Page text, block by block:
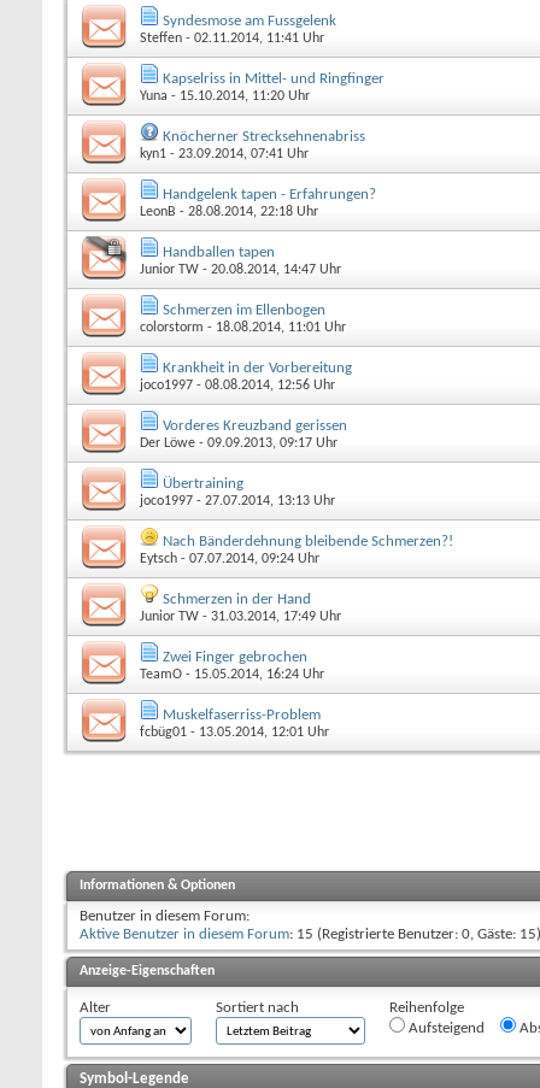
Syndesmose am Fussgelenk
Steffen - 02.11.2014, 11:41 Uhr
Kapselriss in Mittel- und Ringfinger
Yuna - 15.10.2014, 11:20 Uhr
Knöcherner Strecksehnenabriss
kyn1 - 23.09.2014, 07:41 Uhr
Handgelenk tapen - Erfahrungen?
LeonB - 28.08.2014, 22:18 Uhr
Handballen tapen
Junior TW - 20.08.2014, 14:47 Uhr
Schmerzen im Ellenbogen
colorstorm - 18.08.2014, 11:01 Uhr
Krankheit in der Vorbereitung
joco1997 - 08.08.2014, 12:56 Uhr
Vorderes Kreuzband gerissen
Der Löwe - 09.09.2013, 09:17 Uhr
Übertraining
joco1997 - 27.07.2014, 13:13 Uhr
Nach Bänderdehnung bleibende Schmerzen?!
Eytsch - 07.07.2014, 09:24 Uhr
Schmerzen in der Hand
Junior TW - 31.03.2014, 17:49 Uhr
Zwei Finger gebrochen
TeamO - 15.05.2014, 16:24 Uhr
Muskelfaserriss-Problem
fcbüg01 - 13.05.2014, 12:01 Uhr
Informationen & Optionen
Benutzer in diesem Forum:
Aktive Benutzer in diesem Forum: 15 (Registrierte Benutzer: 0, Gäste: 15)
Anzeige-Eigenschaften
Alter Sortiert nach
Reihenfolge
Aufsteigend
Symbol-Legende